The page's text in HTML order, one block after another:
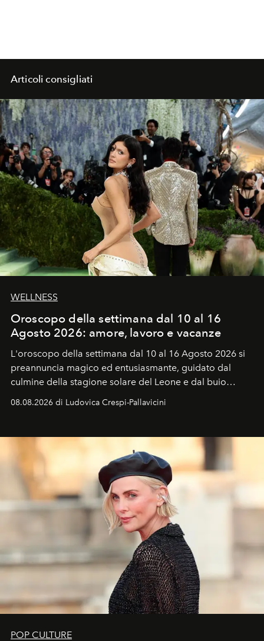
Articoli consigliati
WELLNESS
Oroscopo della settimana dal 10 al 16
Agosto 2026: amore, lavoro e vacanze
L'oroscopo della settimana dal 10 al 16 Agosto 2026 si
preannuncia magico ed entusiasmante, guidato dal
culmine della stagione solare del Leone e dal buio
ideale per la notte delle Perseidi.
08.08.2026 di Ludovica Crespi-Pallavicini
POP CULTURE